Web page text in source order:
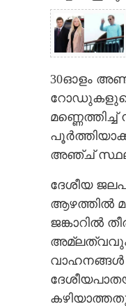
LIFESTYLE
CARTOONS
30ഓളം
റോഡുകളുടെ
അഞ്ച്
ദേശീയ
ആഴത്തിൽ
ജങ്കാറിൽ
അമ്ലത്വവും
വാഹനങ്ങൾ